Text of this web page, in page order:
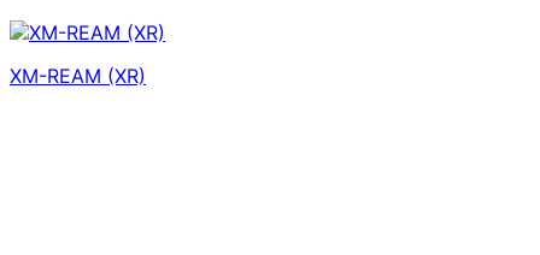
XM-REAM (XR)